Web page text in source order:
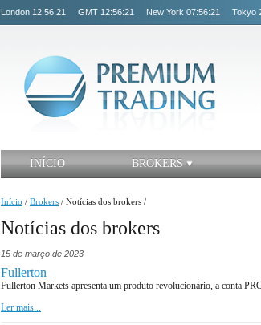
London 12:56:21 GMT 12:56:21 New York 07:56:21 Tokyo
INÍCIO BROKERS
Início / Brokers / Notícias dos brokers /
Notícias dos brokers
15 de março de 2023
Fullerton
Fullerton Markets apresenta um produto revolucionário, a conta
Ler mais...